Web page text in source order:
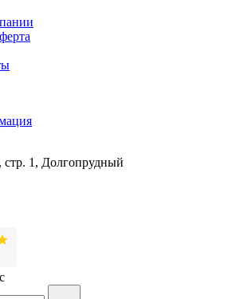
стр. 1, Долгопрудный